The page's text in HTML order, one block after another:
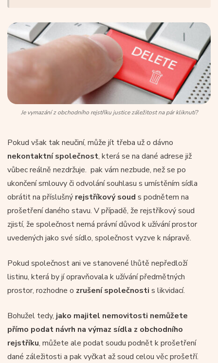
Je vymazání z obchodního rejstříku justice záležitost na pár kliknutí?
Pokud však tak neučiní, může jít třeba už o dávno
nekontaktní společnost, která se na dané adrese již
vůbec reálně nezdržuje. pak vám nezbude, než se po
ukončení smlouvy či odvolání souhlasu s umístěním sídla
obrátit na příslušný rejstříkový soud s podnětem na
prošetření daného stavu. V případě, že rejstříkový soud
zjistí, že společnost nemá právní důvod k užívání prostor
uvedených jako své sídlo, společnost vyzve k nápravě.
Pokud společnost ani ve stanovené lhůtě nepředloží
listinu, která by jí opravňovala k užívání předmětných
prostor, rozhodne o zrušení společnosti s likvidací.
Bohužel tedy, jako majitel nemovitosti nemůžete
přímo podat návrh na výmaz sídla z obchodního
rejstříku, můžete ale podat soudu podnět k prošetření
dané záležitosti a pak vyčkat až soud celou věc prošetří.